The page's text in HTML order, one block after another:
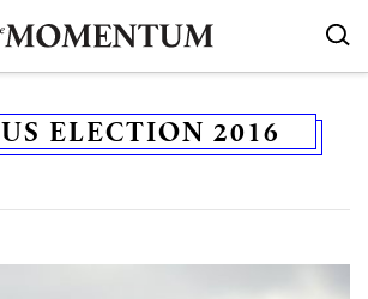
US ELECTION 2016